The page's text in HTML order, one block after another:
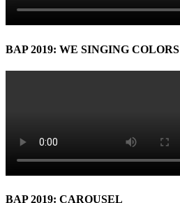
BAP 2019: WE SINGING COLORS
BAP 2019: CAROUSEL